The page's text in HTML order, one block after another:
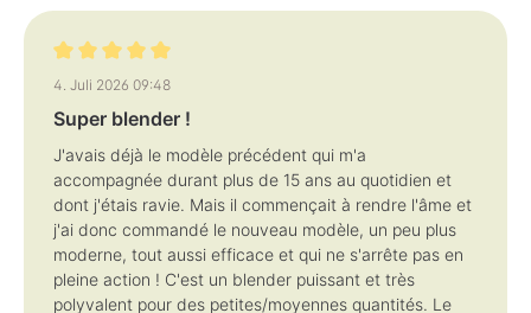
Bewertung mit 5 von 5 Sternen
4. Juli 2026 09:48
Super blender !
J'avais déjà le modèle précédent qui m'a
accompagnée durant plus de 15 ans au quotidien et
dont j'étais ravie. Mais il commençait à rendre l'âme et
j'ai donc commandé le nouveau modèle, un peu plus
moderne, tout aussi efficace et qui ne s'arrête pas en
pleine action ! C'est un blender puissant et très
polyvalent pour des petites/moyennes quantités. Le